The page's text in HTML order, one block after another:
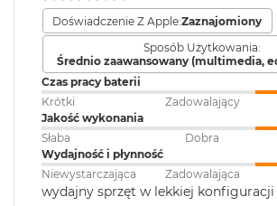
r
1
B
M
a
c
B
o
o
k
Dwa porty Thunderbolt 4 (USB-C) obsługujące:
Ładowanie
DisplayPort
Thunderbolt 4 (do 40 Gb/s)
USB 4 (do 40 Gb/s)
Zainstalowany
system operacyjny:
macOS
Wersja systemu
operacyjnego:
macOS Sequoia
Dołączone
Wbudowane
Doświadczenie Z Apple:Zaznajomiony
Sposób Użytkowania:
Średnio zaawansowany (multimedia,
Czas pracy baterii
Krótki
Zadowalający
Jakość wykonania
Słaba
Dobra
Wydajność i płynność
Niewystarczająca
Zadowalająca
wydajny sprzęt w lekkiej konfiguracji